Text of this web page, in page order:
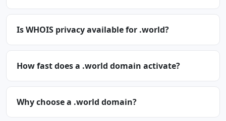
Is WHOIS privacy available for .world?
How fast does a .world domain activate?
Why choose a .world domain?